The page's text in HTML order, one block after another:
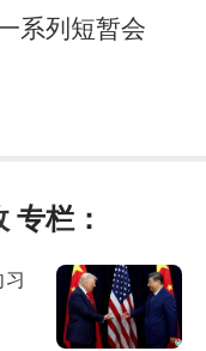
系列短暂会
专栏：